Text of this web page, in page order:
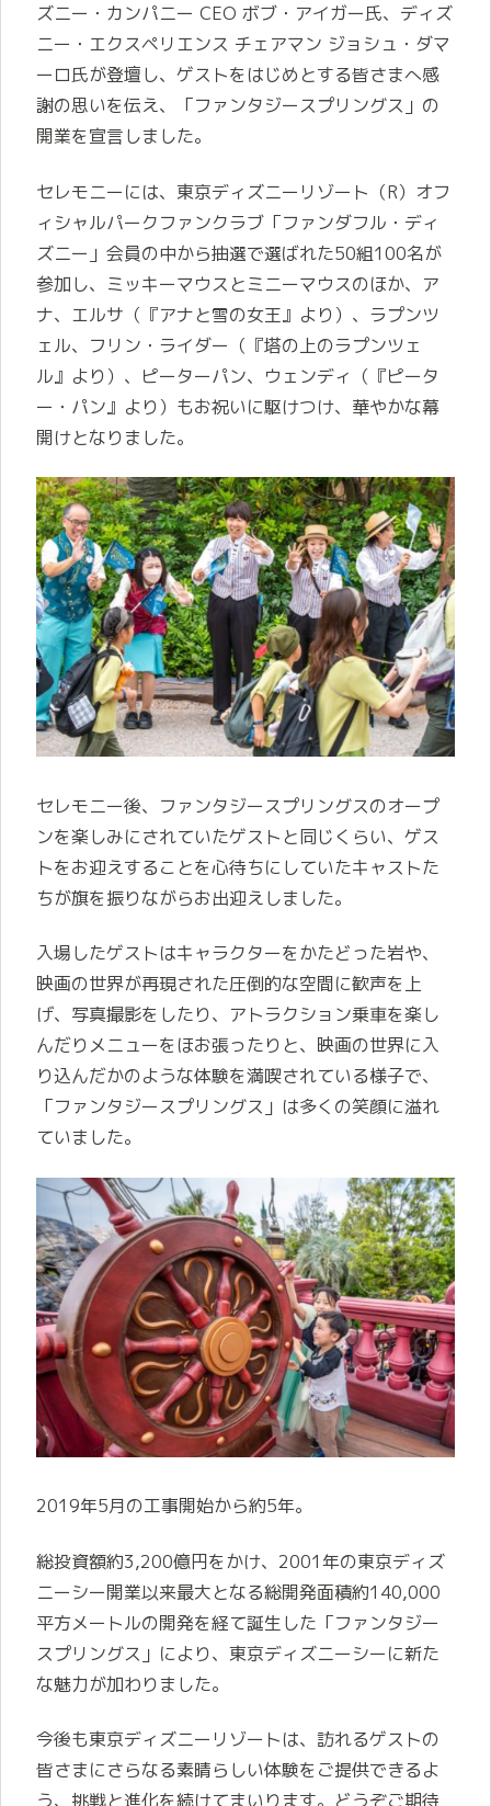
ズニー・カンパニー CEO ボブ・アイガー氏、ディズ
ニー・エクスペリエンス チェアマン ジョシュ・ダマ
ーロ氏が登壇し、ゲストをはじめとする皆さまへ感
謝の思いを伝え、「ファンタジースプリングス」の
開業を宣言しました。
セレモニーには、東京ディズニーリゾート（R）オフ
ィシャルパークファンクラブ「ファンダフル・ディ
ズニー」会員の中から抽選で選ばれた50組100名が
参加し、ミッキーマウスとミニーマウスのほか、ア
ナ、エルサ（『アナと雪の女王』より）、ラプンツ
ェル、フリン・ライダー（『塔の上のラプンツェ
ル』より）、ピーターパン、ウェンディ（『ピータ
ー・パン』より）もお祝いに駆けつけ、華やかな幕
開けとなりました。
セレモニー後、ファンタジースプリングスのオープ
ンを楽しみにされていたゲストと同じくらい、ゲス
トをお迎えすることを心待ちにしていたキャストた
ちが旗を振りながらお出迎えしました。
入場したゲストはキャラクターをかたどった岩や、
映画の世界が再現された圧倒的な空間に歓声を上
げ、写真撮影をしたり、アトラクション乗車を楽し
んだりメニューをほお張ったりと、映画の世界に入
り込んだかのような体験を満喫されている様子で、
「ファンタジースプリングス」は多くの笑顔に溢れ
ていました。
2019年5月の工事開始から約5年。
総投資額約3,200億円をかけ、2001年の東京ディズ
ニーシー開業以来最大となる総開発面積約140,000
平方メートルの開発を経て誕生した「ファンタジー
スプリングス」により、東京ディズニーシーに新た
な魅力が加わりました。
今後も東京ディズニーリゾートは、訪れるゲストの
皆さまにさらなる素晴らしい体験をご提供できるよ
う、挑戦と進化を続けてまいります。どうぞご期待